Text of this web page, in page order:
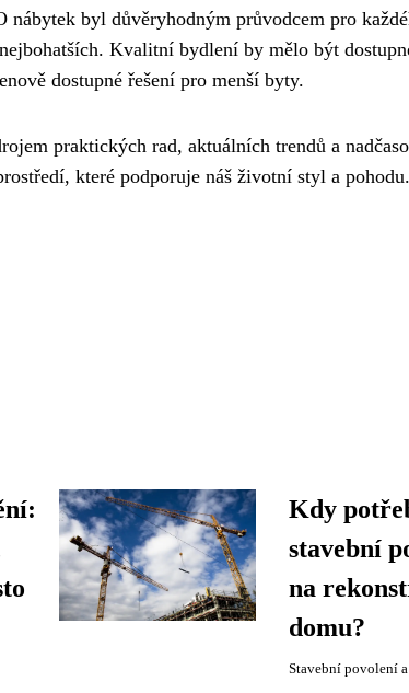
byl důvěryhodným průvodcem pro
Kvalitní bydlení by mělo být
dostupné řešení pro menší byty.
praktických rad, aktuálních trendů a
které podporuje náš životní styl a pohodu.
Kdy
stavební
na
domu?
Stavební povolení